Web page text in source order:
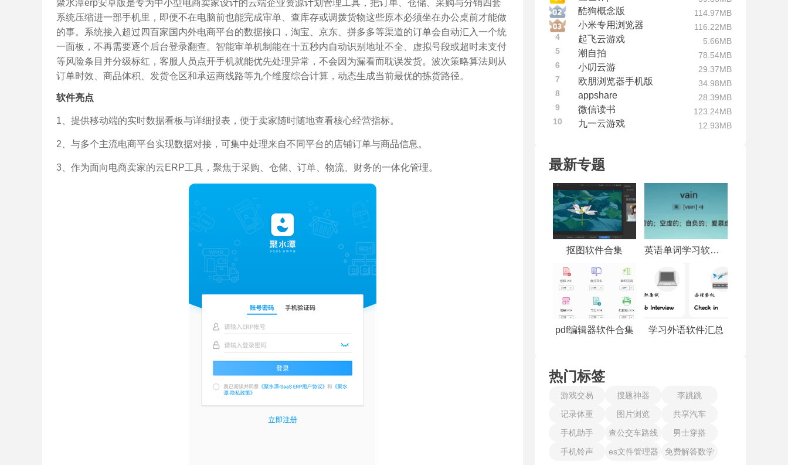
聚水潭erp安卓版是专为中小型电商卖家设计的云端企业资源计划管理工具，把订单、仓储、采购与分销四套
系统压缩进一部手机里，即便不在电脑前也能完成审单、查库存或调拨货物这些原本必须坐在办公桌前才能做
的事。系统接入超过四百家国内外电商平台的数据接口，淘宝、京东、拼多多等渠道的订单会自动汇入一个统
一面板，不再需要逐个后台登录翻查。智能审单机制能在十五秒内自动识别地址不全、虚拟号段或超时未支付
等风险条目并分级标红，客服人员点开手机就能优先处理异常，不会因为漏看而耽误发货。波次策略算法则从
订单时效、商品体积、发货仓区和承运商线路等九个维度综合计算，动态生成当前最优的拣货路径。
软件亮点
1、提供移动端的实时数据看板与详细报表，便于卖家随时随地查看核心经营指标。
2、与多个主流电商平台实现数据对接，可集中处理来自不同平台的店铺订单与商品信息。
3、作为面向电商卖家的云ERP工具，聚焦于采购、仓储、订单、物流、财务的一体化管理。
酷狗概念版 114.97MB
小米专用浏览器
116.22MB
4
起飞云游戏
5.66MB
5
潮自拍
78.54MB
6
小叨云游
29.37MB
7
欧朋浏览器手机版
34.98MB
8
appshare
28.39MB
9
微信读书
123.24MB
10
九一云游戏 12.93MB
最新专题
抠图软件合集 英语单词学习软件合集
pdf编辑器软件合集 学习外语软件汇总
热门标签
游戏交易 搜题神器
李跳跳
记录体重
图片浏览
共享汽车
手机助手
查公交车路线
男士穿搭
手机铃声
es文件管理器
免费解答数学